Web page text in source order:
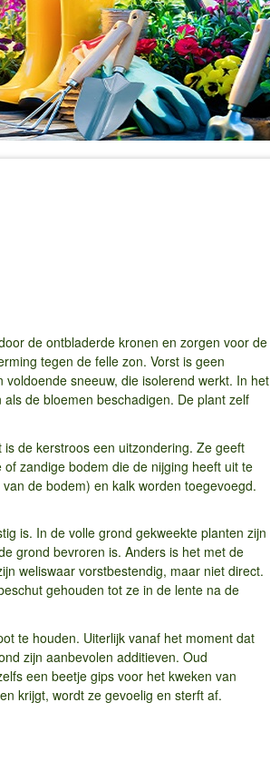
de ontbladerde kronen en zorgen voor de
tegen de felle zon. Vorst is geen
sneeuw, die isolerend werkt. In het
de bloemen beschadigen. De plant zelf
de kerstroos een uitzondering. Ze geeft
zandige bodem die de nijging heeft uit te
de bodem) en kalk worden toegevoegd.
is. In de volle grond gekweekte planten zijn
grond bevroren is. Anders is het met de
weliswaar vorstbestendig, maar niet direct.
gehouden tot ze in de lente na de
te houden. Uiterlijk vanaf het moment dat
zijn aanbevolen additieven. Oud
een beetje gips voor het kweken van
krijgt, wordt ze gevoelig en sterft af.